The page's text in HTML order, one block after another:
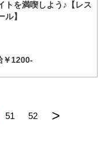
トを満喫しよう♪【レス
ル】
￥1200-
51 52 >